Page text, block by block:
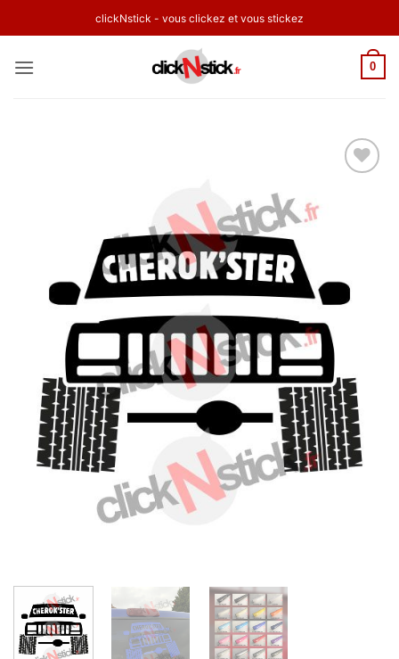
au
clickNstick - vous clickez et vous stickez
0